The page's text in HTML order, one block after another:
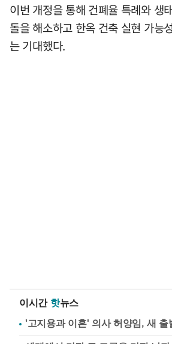
이번 개정을 통해 건폐율 특례와 생
돌을 해소하고 한옥 건축 실현 가능
는 기대했다.
이시간 핫뉴스
'고지용과 이혼' 의사 허양임, 새 출